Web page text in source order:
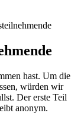
hast. Um die
würden wir
Der erste Teil
anonym.